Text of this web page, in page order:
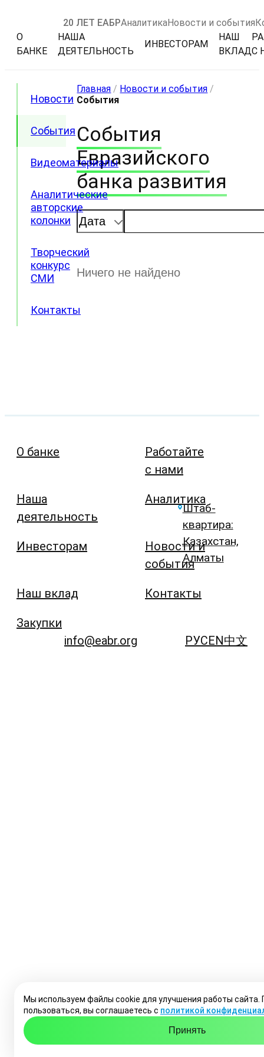
20 ЛЕТ ЕАБРАналитикаНовости и события
О
БАНКЕ
НАША
ДЕЯТЕЛЬНОСТЬ
ИНВЕСТОРАМ
НАШ
ВКЛАДС
Новости
События
Видеоматериалы
Аналитические
авторские
колонки
Творческий
конкурс
СМИ
Контакты
Главная / Новости и события /
События
События
Евразийского
банка развития
Предстоящие
Ничего не найдено
О банке
Наша
деятельность
Инвесторам
Наш вклад
Закупки
Работайте
с нами
Аналитика
Новости и
события
Контакты
Штаб-
квартира:
Казахстан,
Алматы
info@eabr.org РУСEN中文
Мы используем файлы cookie для улучшения работы сайта.
пользоваться, вы соглашаетесь с политикой
Принять